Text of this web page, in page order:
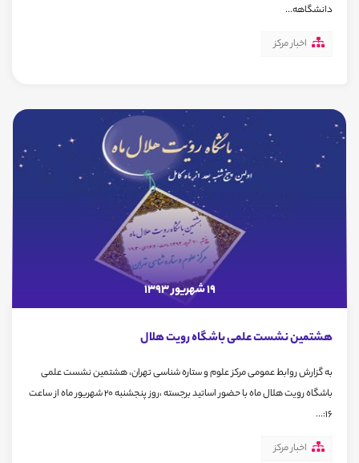
دانشگاهه...
اخبار مرکز
19 شهریور 1393
هشتمین نشست علمی باشگاه رویت هلال
به گزارش روابط عمومی مرکز علوم و ستاره شناسی تهران، هشتمین نشست علمی
باشگاه رویت هلال ماه با حضور اساتید برجسته ،روز پنجشنبه 20 شهریور ماه از ساعت
16:...
اخبار مرکز